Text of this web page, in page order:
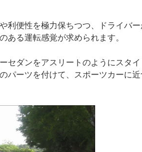
利便性を極力保ちつつ、ドライバ
ある運転感覚が求められます。
セダンをアスリートのようにスタ
パーツを付けて、スポーツカーに